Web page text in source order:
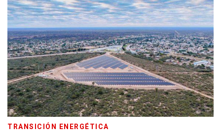
TRANSICIÓN ENERGÉTICA